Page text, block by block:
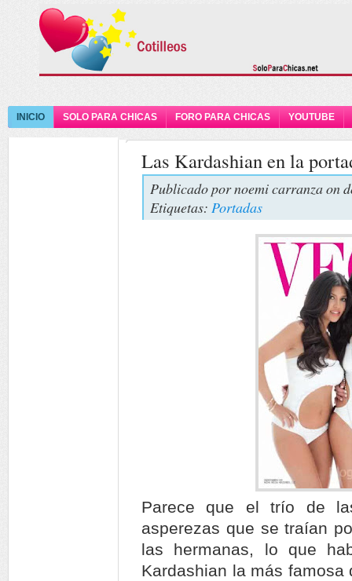
INICIO SOLO PARA CHICAS FORO PARA CHICAS YOUTUBE
Las Kardashian en la
Publicado pornoemi carranzaon
Etiquetas: Portadas
Parece que el trío de
asperezas que se traían
las hermanas, lo que
Kardashian la más